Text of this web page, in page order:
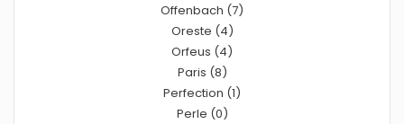
Offenbach (7)
Oreste (4)
Orfeus (4)
Paris (8)
Perfection (1)
Perle (0)